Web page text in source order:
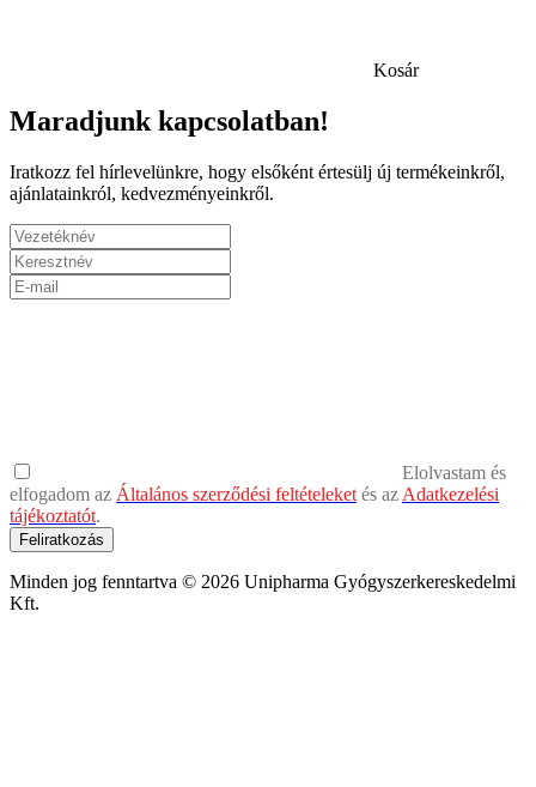
Kosár
Maradjunk kapcsolatban!
Iratkozz fel hírlevelünkre, hogy elsőként értesülj új termékeinkről,
ajánlatainkról, kedvezményeinkről.
Elolvastam és
elfogadom az Általános szerződési feltételeket és az Adatkezelési
tájékoztatót.
Feliratkozás
Minden jog fenntartva © 2026 Unipharma Gyógyszerkereskedelmi
Kft.